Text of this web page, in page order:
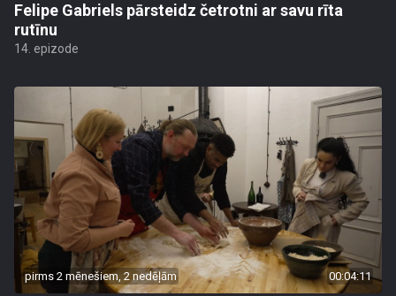
Felipe Gabriels pārsteidz četrotni ar savu rīta
rutīnu
14. epizode
pirms 2 mēnešiem, 2 nedēļām 00:04:11